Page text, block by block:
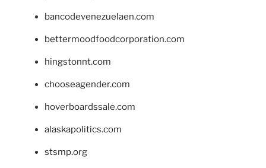
bancodevenezuelaen.com
bettermoodfoodcorporation.com
hingstonnt.com
chooseagender.com
hoverboardssale.com
alaskapolitics.com
stsmp.org